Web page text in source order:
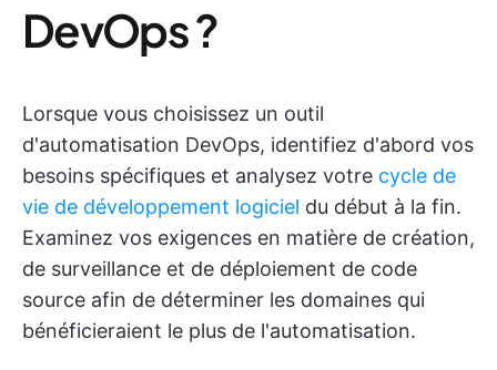
DevOps ?
Lorsque vous choisissez un outil
d'automatisation DevOps, identifiez d'abord vos
besoins spécifiques et analysez votre cycle de
vie de développement logiciel du début à la fin.
Examinez vos exigences en matière de création,
de surveillance et de déploiement de code
source afin de déterminer les domaines qui
bénéficieraient le plus de l'automatisation.